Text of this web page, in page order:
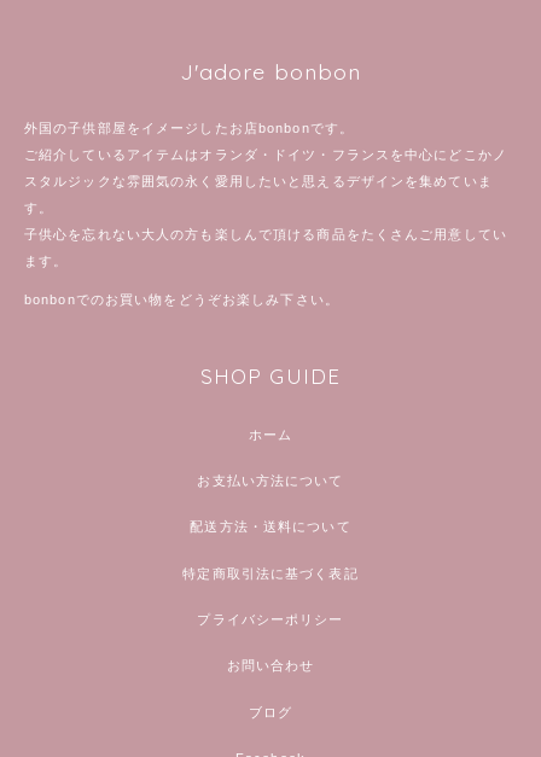
J'adore bonbon
外国の子供部屋をイメージしたお店bonbonです。
ご紹介しているアイテムはオランダ・ドイツ・フランスを中心にどこかノ
スタルジックな雰囲気の永く愛用したいと思えるデザインを集めていま
す。
子供心を忘れない大人の方も楽しんで頂ける商品をたくさんご用意してい
ます。
bonbonでのお買い物をどうぞお楽しみ下さい。
SHOP GUIDE
ホーム
お支払い方法について
配送方法・送料について
特定商取引法に基づく表記
プライバシーポリシー
お問い合わせ
ブログ